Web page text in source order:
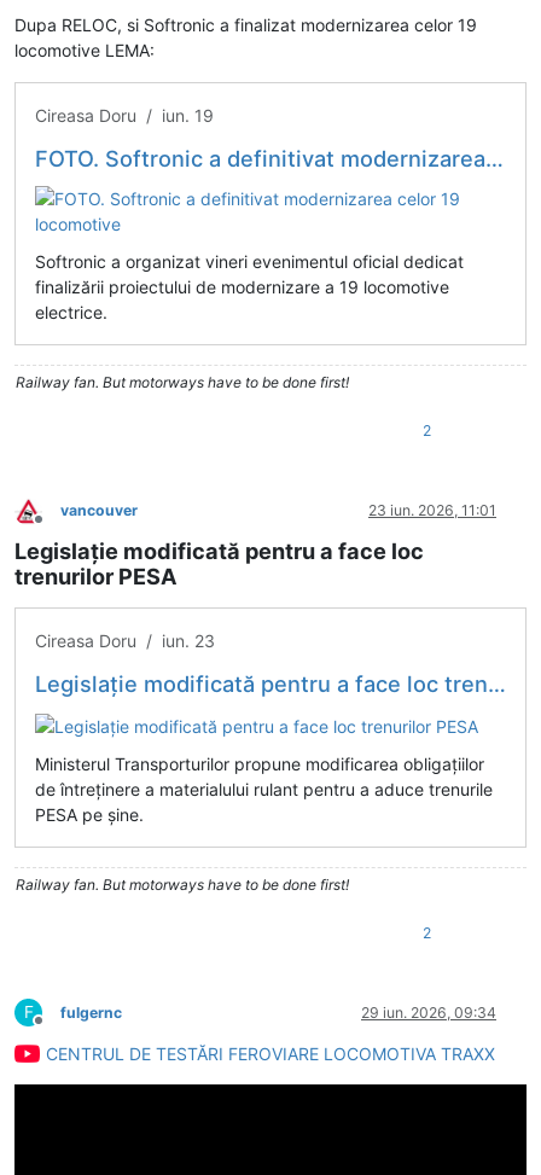
Dupa RELOC, si Softronic a finalizat modernizarea celor 19
locomotive LEMA:
Cireasa Doru / iun. 19
FOTO. Softronic a definitivat modernizarea celor 19 locomotive
Softronic a organizat vineri evenimentul oficial dedicat
finalizării proiectului de modernizare a 19 locomotive
electrice.
Railway fan. But motorways have to be done first!
2
Deconectat
vancouver 23 iun. 2026, 11:01
Legislație modificată pentru a face loc
trenurilor PESA
Cireasa Doru / iun. 23
Legislație modificată pentru a face loc trenurilor PESA
Ministerul Transporturilor propune modificarea obligațiilor
de întreținere a materialului rulant pentru a aduce trenurile
PESA pe șine.
Railway fan. But motorways have to be done first!
2
F
Deconectat
fulgernc 29 iun. 2026, 09:34
CENTRUL DE TESTĂRI FEROVIARE LOCOMOTIVA TRAXX